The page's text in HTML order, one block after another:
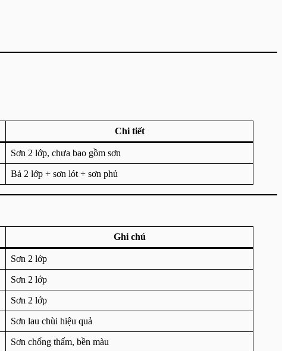
Chi tiết
Sơn 2 lớp, chưa bao gồm sơn
Bả 2 lớp + sơn lót + sơn phủ
Ghi chú
Sơn 2 lớp
Sơn 2 lớp
Sơn 2 lớp
Sơn lau chùi hiệu quả
Sơn chống thấm, bền màu